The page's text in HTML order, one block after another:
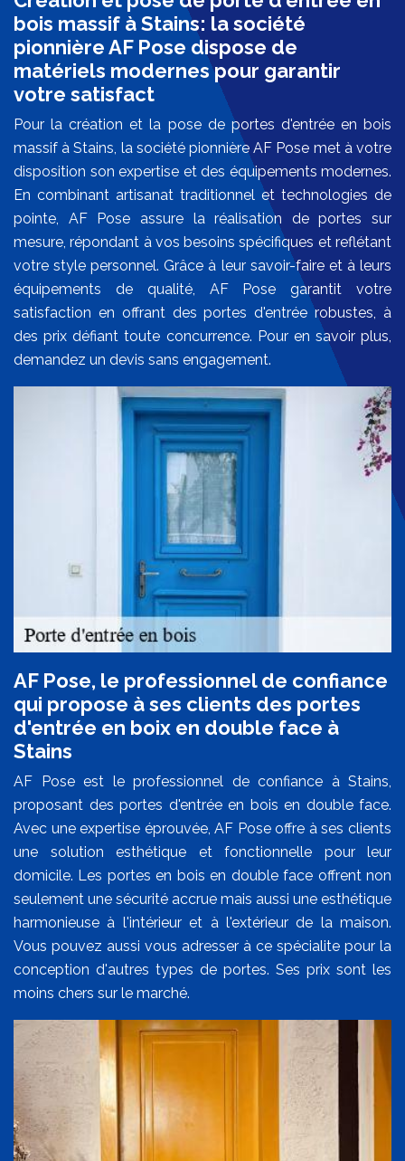
bois massif à Stains: la société
pionnière AF Pose dispose de
matériels modernes pour garantir
votre satisfact
Pour la création et la pose de portes d'entrée en bois
massif à Stains, la société pionnière AF Pose met à votre
disposition son expertise et des équipements modernes.
En combinant artisanat traditionnel et technologies de
pointe, AF Pose assure la réalisation de portes sur
mesure, répondant à vos besoins spécifiques et reflétant
votre style personnel. Grâce à leur savoir-faire et à leurs
équipements de qualité, AF Pose garantit votre
satisfaction en offrant des portes d'entrée robustes, à
des prix défiant toute concurrence. Pour en savoir plus,
demandez un devis sans engagement.
AF Pose, le professionnel de confiance
qui propose à ses clients des portes
d'entrée en boix en double face à
Stains
AF Pose est le professionnel de confiance à Stains,
proposant des portes d'entrée en bois en double face.
Avec une expertise éprouvée, AF Pose offre à ses clients
une solution esthétique et fonctionnelle pour leur
domicile. Les portes en bois en double face offrent non
seulement une sécurité accrue mais aussi une esthétique
harmonieuse à l'intérieur et à l'extérieur de la maison.
Vous pouvez aussi vous adresser à ce spécialite pour la
conception d'autres types de portes. Ses prix sont les
moins chers sur le marché.